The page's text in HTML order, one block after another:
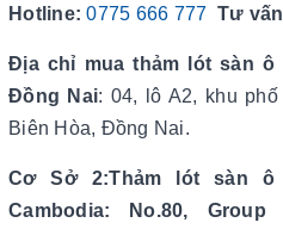
Hotline:0775 666 777 Tư
Địa chỉ mua thảm lót sàn ô
Đồng Nai: 04, lô A2, khu
Biên Hòa, Đồng Nai.
Cơ Sở 2:Thảm lót sàn
Cambodia: No.80,